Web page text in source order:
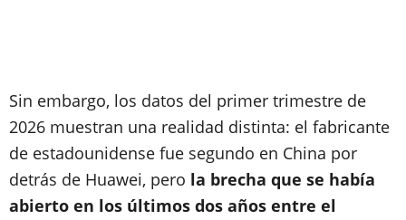
Sin embargo, los datos del primer trimestre de
2026 muestran una realidad distinta: el fabricante
de estadounidense fue segundo en China por
detrás de Huawei, pero la brecha que se había
abierto en los últimos dos años entre el